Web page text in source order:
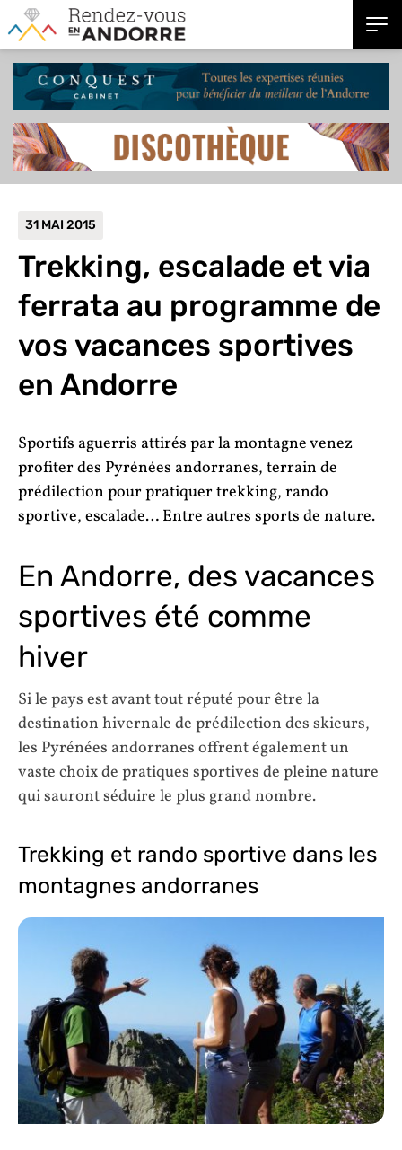
31 MAI 2015
Trekking, escalade et via
ferrata au programme de
vos vacances sportives
en Andorre
Sportifs aguerris attirés par la montagne venez
profiter des Pyrénées andorranes, terrain de
prédilection pour pratiquer trekking, rando
sportive, escalade… Entre autres sports de nature.
En Andorre, des vacances
sportives été comme
hiver
Si le pays est avant tout réputé pour être la
destination hivernale de prédilection des skieurs,
les Pyrénées andorranes offrent également un
vaste choix de pratiques sportives de pleine nature
qui sauront séduire le plus grand nombre.
Trekking et rando sportive dans les
montagnes andorranes